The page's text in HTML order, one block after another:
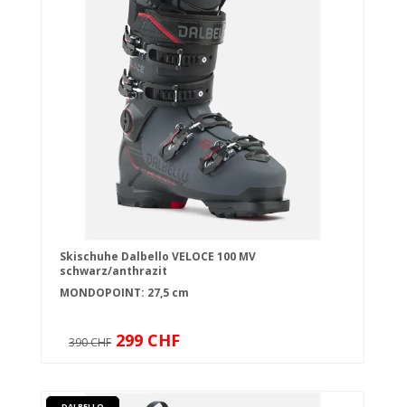
Skischuhe Dalbello VELOCE 100 MV
schwarz/anthrazit
MONDOPOINT: 27,5 cm
390 CHF 299 CHF